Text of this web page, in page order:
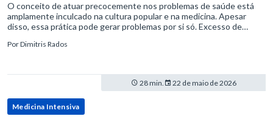
O conceito de atuar precocemente nos problemas de saúde está
amplamente inculcado na cultura popular e na medicina. Apesar
disso, essa prática pode gerar problemas por si só. Excesso de
PorDimitris Rados
28 min. 22 de maio de 2026
Medicina Intensiva